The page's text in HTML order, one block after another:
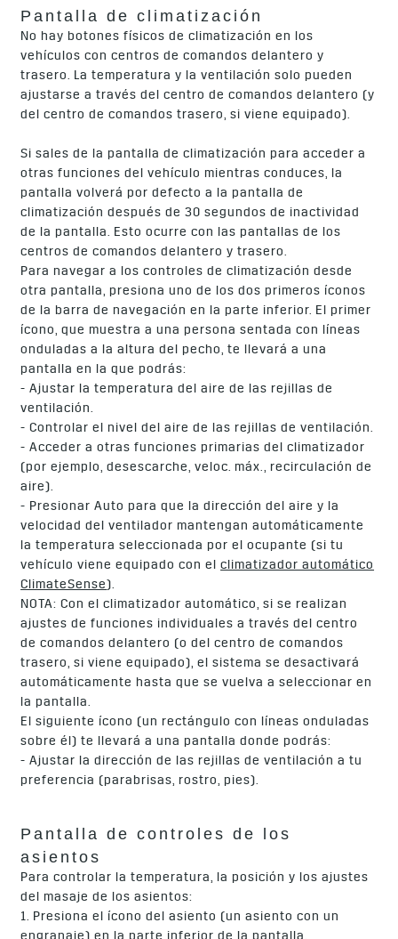
Pantalla de climatización
No hay botones físicos de climatización en los
vehículos con centros de comandos delantero y
trasero. La temperatura y la ventilación solo pueden
ajustarse a través del centro de comandos delantero (y
del centro de comandos trasero, si viene equipado).
Si sales de la pantalla de climatización para acceder a
otras funciones del vehículo mientras conduces, la
pantalla volverá por defecto a la pantalla de
climatización después de 30 segundos de inactividad
de la pantalla. Esto ocurre con las pantallas de los
centros de comandos delantero y trasero.
Para navegar a los controles de climatización desde
otra pantalla, presiona uno de los dos primeros íconos
de la barra de navegación en la parte inferior. El primer
ícono, que muestra a una persona sentada con líneas
onduladas a la altura del pecho, te llevará a una
pantalla en la que podrás:
- Ajustar la temperatura del aire de las rejillas de
ventilación.
- Controlar el nivel del aire de las rejillas de ventilación.
- Acceder a otras funciones primarias del climatizador
(por ejemplo, desescarche, veloc. máx., recirculación de
aire).
- Presionar Auto para que la dirección del aire y la
velocidad del ventilador mantengan automáticamente
la temperatura seleccionada por el ocupante (si tu
vehículo viene equipado con elclimatizador automático
ClimateSense).
NOTA: Con el climatizador automático, si se realizan
ajustes de funciones individuales a través del centro
de comandos delantero (o del centro de comandos
trasero, si viene equipado), el sistema se desactivará
automáticamente hasta que se vuelva a seleccionar en
la pantalla.
El siguiente ícono (un rectángulo con líneas onduladas
sobre él) te llevará a una pantalla donde podrás:
- Ajustar la dirección de las rejillas de ventilación a tu
preferencia (parabrisas, rostro, pies).
Pantalla de controles de los
asientos
Para controlar la temperatura, la posición y los ajustes
del masaje de los asientos:
1. Presiona el ícono del asiento (un asiento con un